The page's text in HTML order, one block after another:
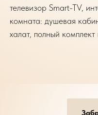
телевизор Smart-TV,
комната: душевая
халат, полный комплект